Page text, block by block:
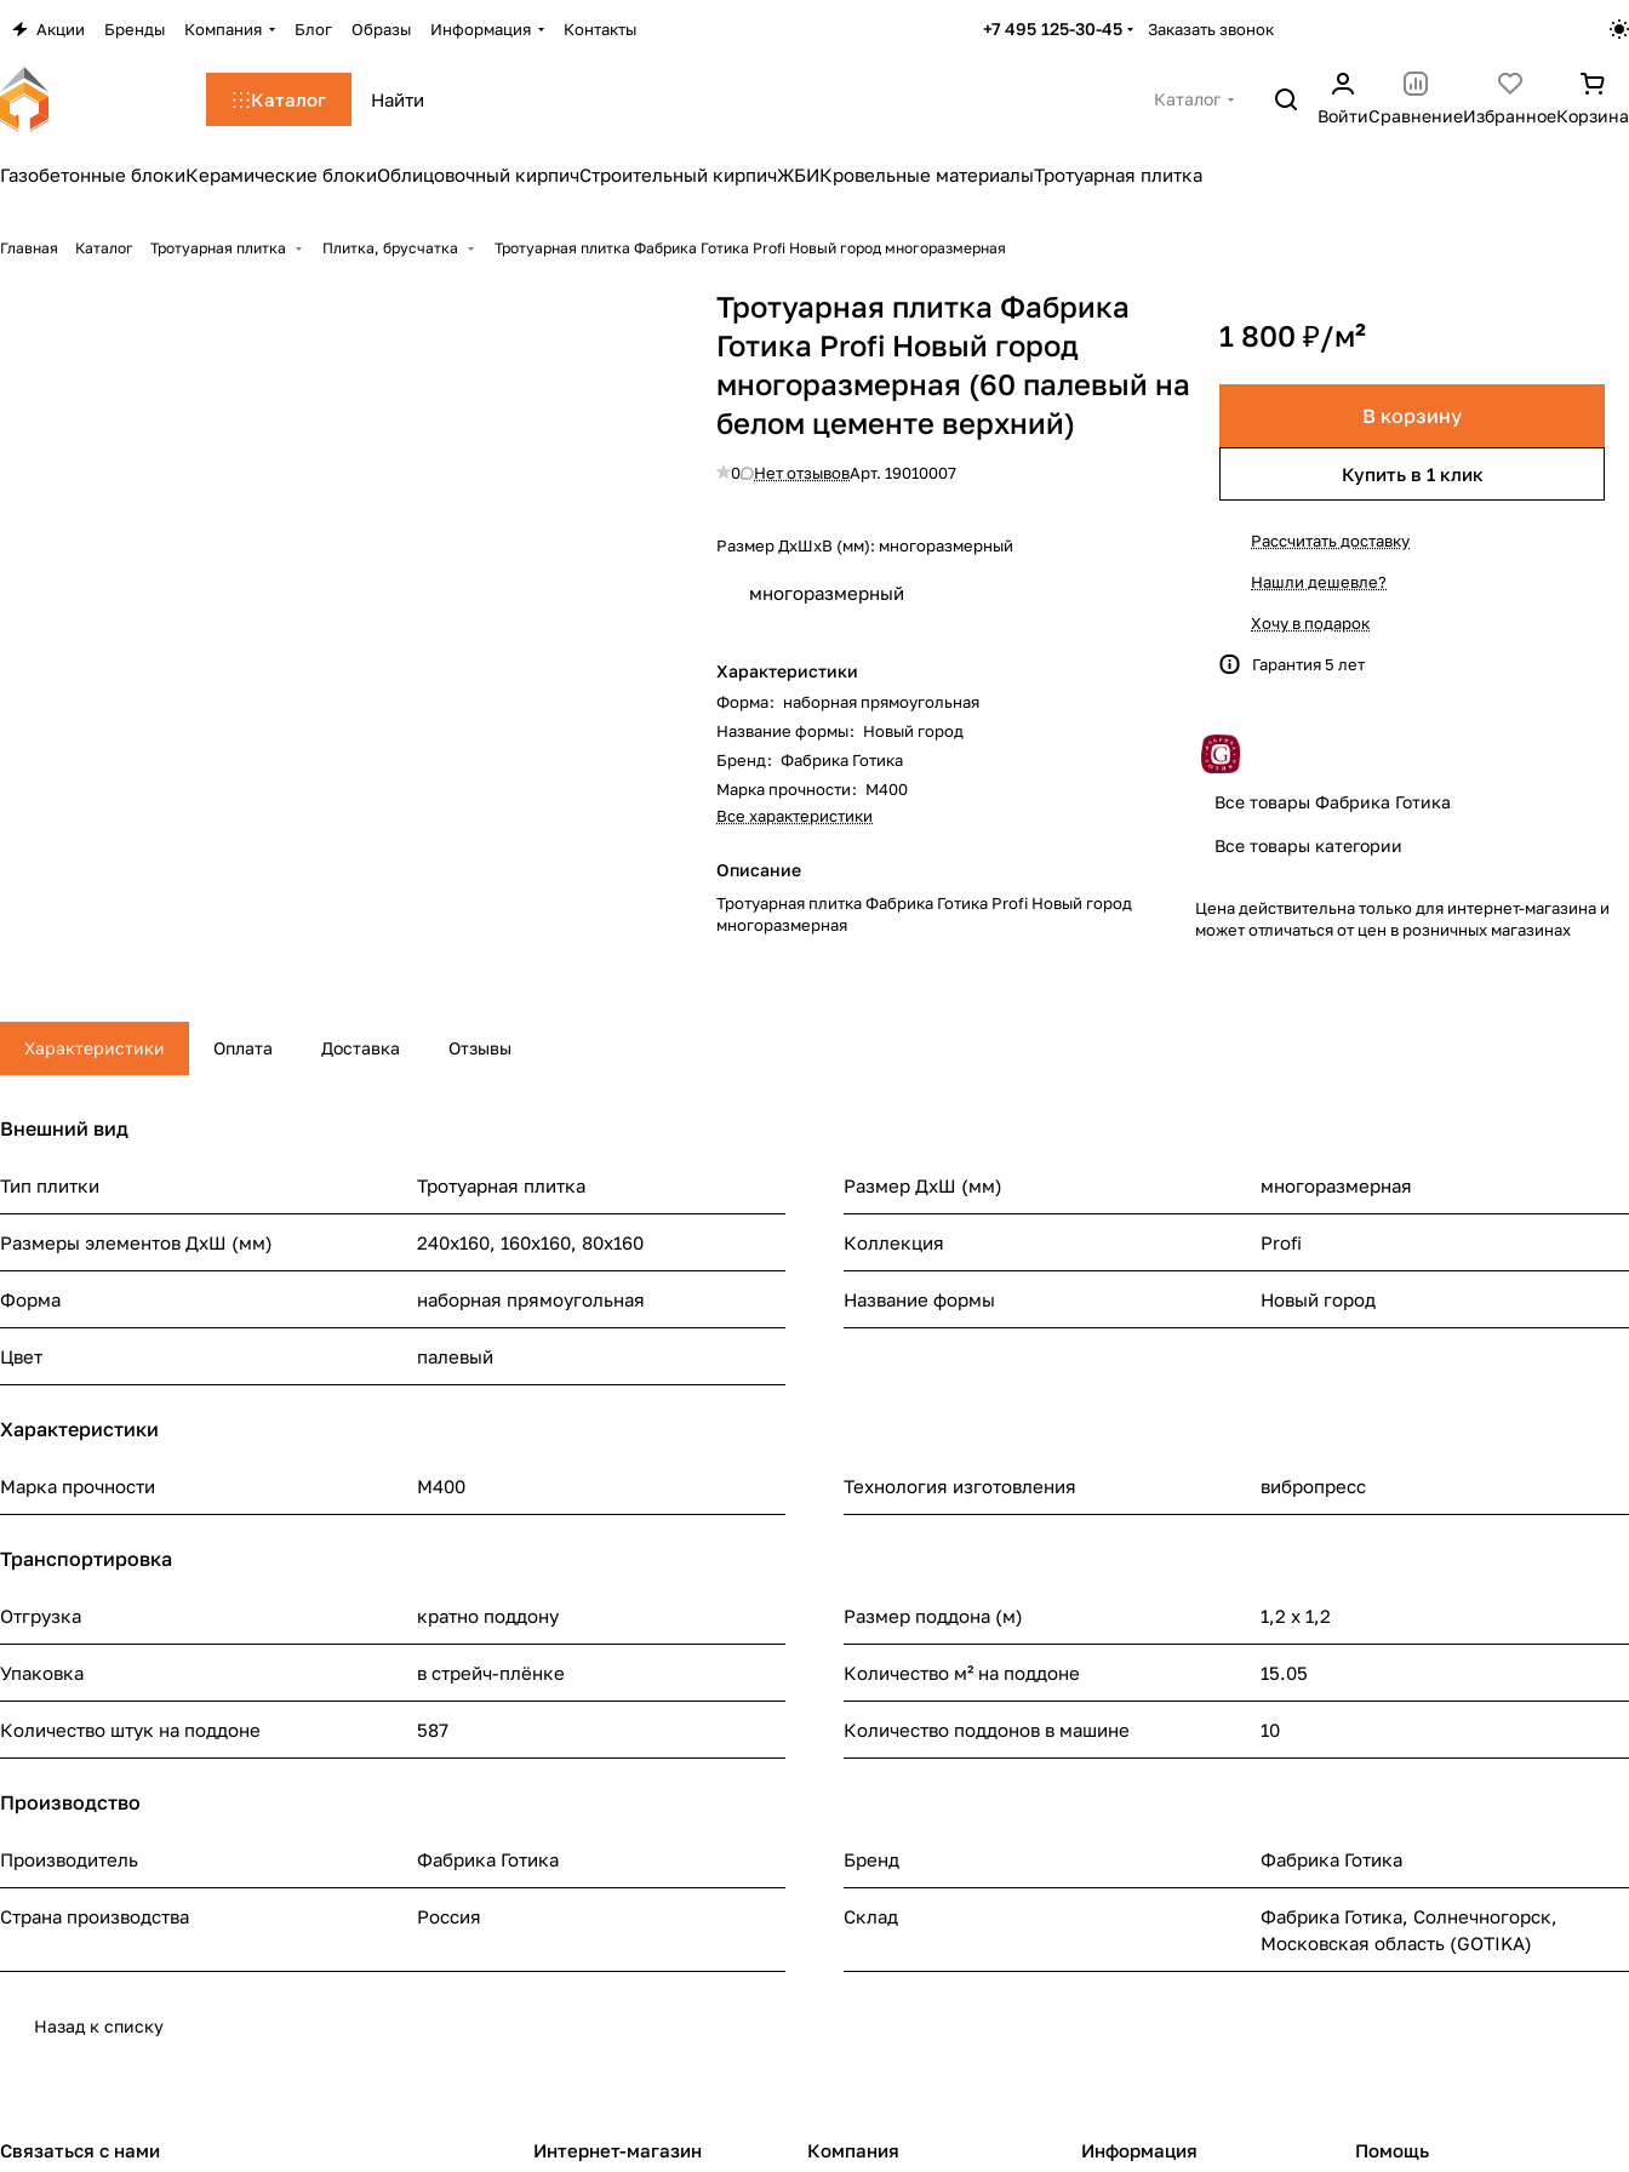
Акции Бренды Компания Блог Образы Информация Контакты +7 495 125-30-45 Заказать звонок
Каталог
Каталог
ВойтиСравнениеИзбранноеКорзина
Газобетонные блокиКерамические блокиОблицовочный кирпичСтроительный кирпичЖБИКровельные материалыТротуарная плитка
Главная Каталог Тротуарная плитка Плитка, брусчатка Тротуарная плитка Фабрика Готика Profi Новый город многоразмерная
Тротуарная плитка Фабрика
Готика Profi Новый город
многоразмерная (60 палевый на
белом цементе верхний)
0 Нет отзывовАрт.19010007
Размер ДхШхВ (мм): многоразмерный
многоразмерный
Характеристики
Форма: наборная прямоугольная
Название формы: Новый город
Бренд: Фабрика Готика
Марка прочности: М400
Все характеристики
Описание
Тротуарная плитка Фабрика Готика Profi Новый город
многоразмерная
1 800 ₽/м²
В корзину
Купить в 1 клик
Рассчитать доставку
Нашли дешевле?
Хочу в подарок
Гарантия 5 лет
Все товары Фабрика Готика
Все товары категории
Цена действительна только для интернет-магазина и
может отличаться от цен в розничных магазинах
Характеристики Оплата Доставка Отзывы
Внешний вид
Тип плитки Тротуарная плитка Размер ДхШ (мм) многоразмерная
Размеры элементов ДхШ (мм) 240x160, 160x160, 80x160 Коллекция Profi
Форма наборная прямоугольная Название формы Новый город
Цвет палевый
Характеристики
Марка прочности М400 Технология изготовления вибропресс
Транспортировка
Отгрузка кратно поддону Размер поддона (м) 1,2 x 1,2
Упаковка в стрейч-плёнке Количество м² на поддоне 15.05
Количество штук на поддоне 587 Количество поддонов в машине 10
Производство
Производитель Фабрика Готика Бренд Фабрика Готика
Страна производства Россия Склад
Фабрика Готика, Солнечногорск,
Московская область (GOTIKA)
Назад к списку
Связаться с нами Интернет-магазин Компания Информация Помощь